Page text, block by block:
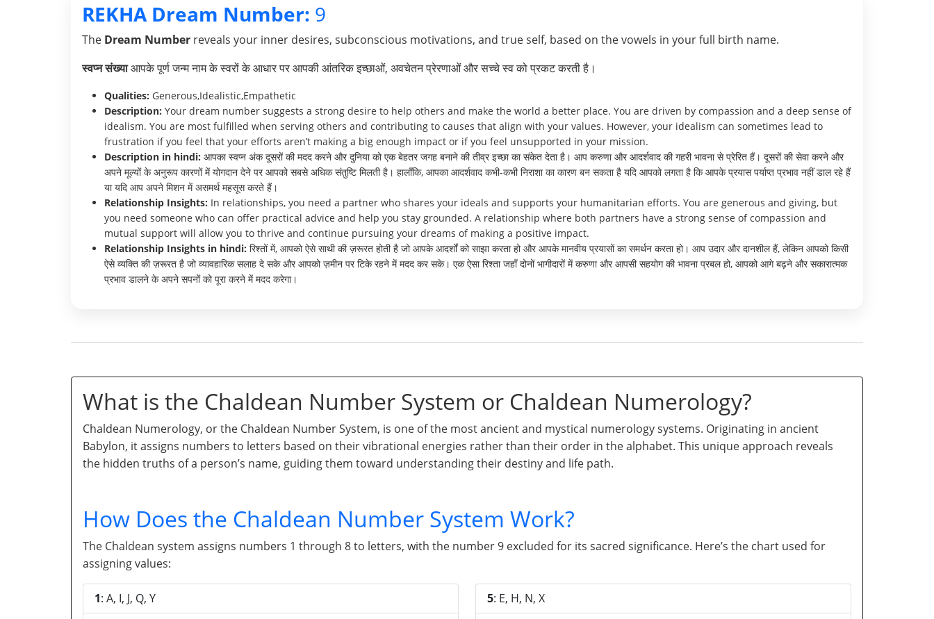
REKHA Dream Number: 9
The Dream Number reveals your inner desires, subconscious motivations, and true self, based on the vowels in your full birth name.
स्वप्न संख्याआपके पूर्ण जन्म नाम के स्वरों के आधार पर आपकी आंतरिक इच्छाओं, अवचेतन प्रेरणाओं और सच्चे स्व को प्रकट करती है।
Qualities: Generous,Idealistic,Empathetic
Description: Your dream number suggests a strong desire to help others and make the world a better place. You are driven by compassion and a deep sense of
idealism. You are most fulfilled when serving others and contributing to causes that align with your values. However, your idealism can sometimes lead to
frustration if you feel that your efforts aren’t making a big enough impact or if you feel unsupported in your mission.
Description in hindi: आपका स्वप्न अंक दूसरों की मदद करने और दुनिया को एक बेहतर जगह बनाने की तीव्र इच्छा का संकेत देता है। आप करुणा और आदर्शवाद की गहरी भावना से प्रेरित हैं। दूसरों की सेवा करने और
अपने मूल्यों के अनुरूप कारणों में योगदान देने पर आपको सबसे अधिक संतुष्टि मिलती है। हालाँकि, आपका आदर्शवाद कभी-कभी निराशा का कारण बन सकता है यदि आपको लगता है कि आपके प्रयास पर्याप्त प्रभाव नहीं डाल रहे हैं
या यदि आप अपने मिशन में असमर्थ महसूस करते हैं।
Relationship Insights: In relationships, you need a partner who shares your ideals and supports your humanitarian efforts. You are generous and giving, but
you need someone who can offer practical advice and help you stay grounded. A relationship where both partners have a strong sense of compassion and
mutual support will allow you to thrive and continue pursuing your dreams of making a positive impact.
Relationship Insights in hindi: रिश्तों में, आपको ऐसे साथी की ज़रूरत होती है जो आपके आदर्शों को साझा करता हो और आपके मानवीय प्रयासों का समर्थन करता हो। आप उदार और दानशील हैं, लेकिन आपको किसी
ऐसे व्यक्ति की ज़रूरत है जो व्यावहारिक सलाह दे सके और आपको ज़मीन पर टिके रहने में मदद कर सके। एक ऐसा रिश्ता जहाँ दोनों भागीदारों में करुणा और आपसी सहयोग की भावना प्रबल हो, आपको आगे बढ़ने और सकारात्मक
प्रभाव डालने के अपने सपनों को पूरा करने में मदद करेगा।
What is the Chaldean Number System or Chaldean Numerology?
Chaldean Numerology, or the Chaldean Number System, is one of the most ancient and mystical numerology systems. Originating in ancient
Babylon, it assigns numbers to letters based on their vibrational energies rather than their order in the alphabet. This unique approach reveals
the hidden truths of a person’s name, guiding them toward understanding their destiny and life path.
How Does the Chaldean Number System Work?
The Chaldean system assigns numbers 1 through 8 to letters, with the number 9 excluded for its sacred significance. Here’s the chart used for
assigning values:
1: A, I, J, Q, Y
5: E, H, N, X